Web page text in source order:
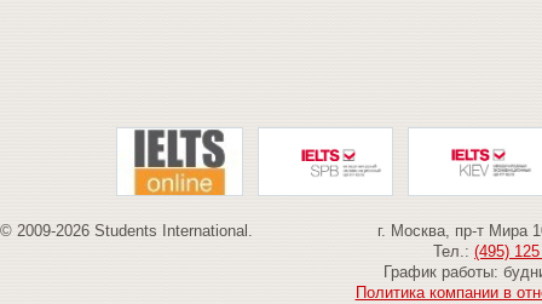
© 2009-2026 Students International.
г. Москва, пр-т Мира
Тел.: (495)
График работы:
Политика компании в